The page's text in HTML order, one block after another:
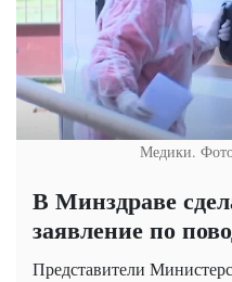
Медики.
В Минздраве
заявление по
Представители